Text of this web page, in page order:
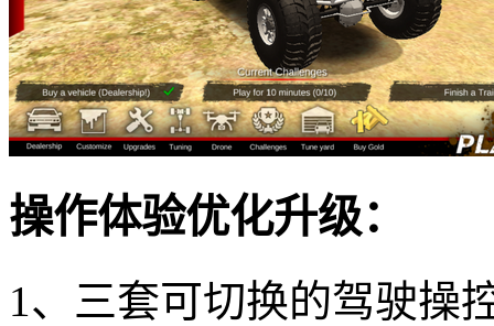
操作体验优化升级：
1、三套可切换的驾驶操